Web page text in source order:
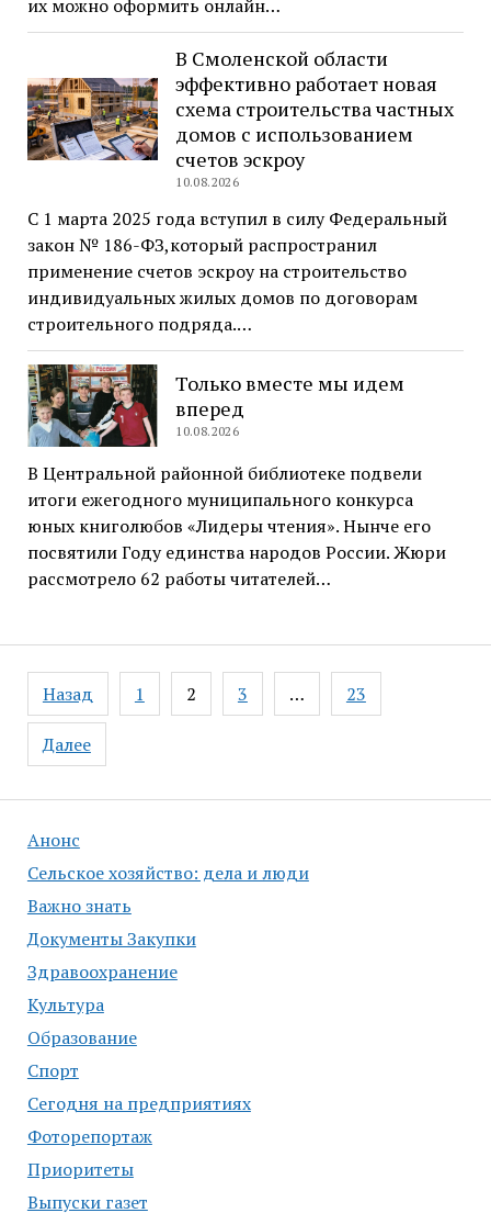
Анонс
Сельское хозяйство: дела и люди
Важно знать
Документы Закупки
Здравоохранение
Культура
Образование
Спорт
Сегодня на предприятиях
Фоторепортаж
Приоритеты
Выпуски газет
их можно оформить онлайн…
В Смоленской области
эффективно работает новая
схема строительства частных
домов с использованием
счетов эскроу
10.08.2026
С 1 марта 2025 года вступил в силу Федеральный
закон № 186-ФЗ,который распространил
применение счетов эскроу на строительство
индивидуальных жилых домов по договорам
строительного подряда.…
Только вместе мы идем
вперед
10.08.2026
В Центральной районной библиотеке подвели
итоги ежегодного муниципального конкурса
юных книголюбов «Лидеры чтения». Нынче его
посвятили Году единства народов России. Жюри
рассмотрело 62 работы читателей…
Навигация
по
записям
Назад 1 2 3 … 23
Далее